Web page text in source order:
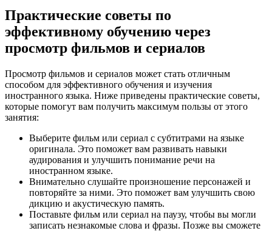
Практические советы по
эффективному обучению через
просмотр фильмов и сериалов
Просмотр фильмов и сериалов может стать отличным
способом для эффективного обучения и изучения
иностранного языка. Ниже приведены практические советы,
которые помогут вам получить максимум пользы от этого
занятия:
Выберите фильм или сериал с субтитрами на языке
оригинала. Это поможет вам развивать навыки
аудирования и улучшить понимание речи на
иностранном языке.
Внимательно слушайте произношение персонажей и
повторяйте за ними. Это поможет вам улучшить свою
дикцию и акустическую память.
Поставьте фильм или сериал на паузу, чтобы вы могли
записать незнакомые слова и фразы. Позже вы сможете